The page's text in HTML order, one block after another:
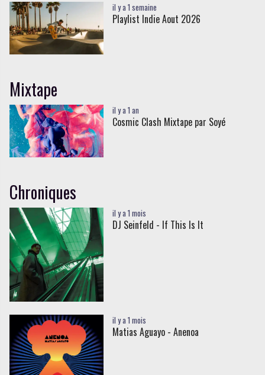
il y a 1 semaine
Playlist Indie Aout 2026
Mixtape
il y a 1 an
Cosmic Clash Mixtape par Soyé
Chroniques
il y a 1 mois
DJ Seinfeld - If This Is It
il y a 1 mois
Matias Aguayo - Anenoa